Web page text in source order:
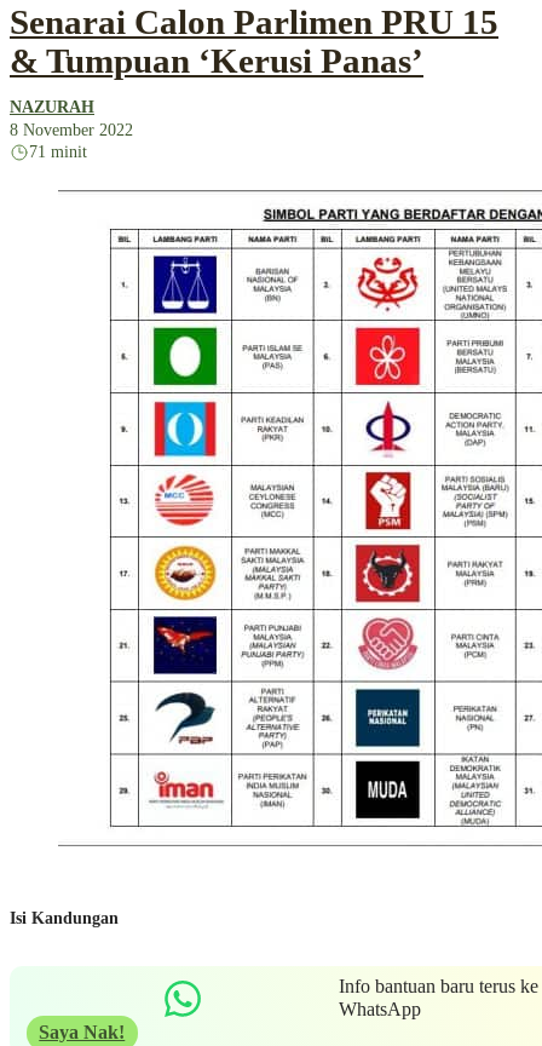
Senarai Calon Parlimen PRU 15
& Tumpuan ‘Kerusi Panas’
NAZURAH
8 November 2022
71 minit
Isi Kandungan
Info bantuan baru terus ke
WhatsApp
Saya Nak!